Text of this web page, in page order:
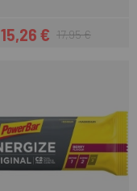
Precio
15,26 €Precio regular
17,95 €